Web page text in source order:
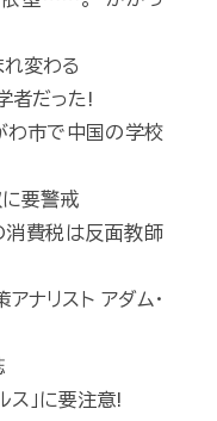
変わる
だった!
市で中国の学校
要警戒
費税は反面教師
リスト アダム・
ス」に要注意!